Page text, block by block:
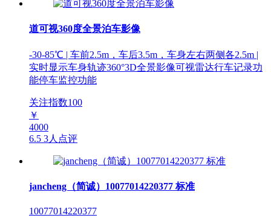
道可视360度全景泊车影像
-30-85℃ | 车前2.5m，车后3.5m，车身左右两侧各2.5m |
实时显示车身轨迹360°3D全景影像可视雷达行车记录功
能停车监控功能
关注指数100
￥
4000
6.5 3人点评
jancheng（简诚）10077014220377 标准
10077014220377